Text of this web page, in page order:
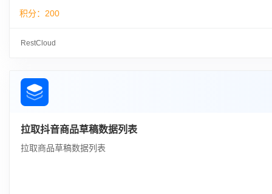
积分： 200
RestCloud
拉取抖音商品草稿数据列表
拉取商品草稿数据列表